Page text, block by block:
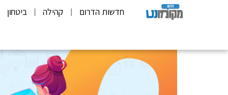
חדשות הדרום קהילה ביטחון